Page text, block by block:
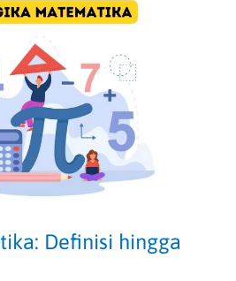
Definisi hingga